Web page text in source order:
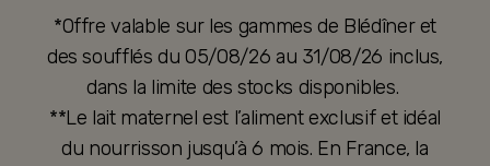
*Offre valable sur les gammes de Blédîner et
des soufflés du 05/08/26 au 31/08/26 inclus,
dans la limite des stocks disponibles.
**Le lait maternel est l’aliment exclusif et idéal
du nourrisson jusqu’à 6 mois. En France, la